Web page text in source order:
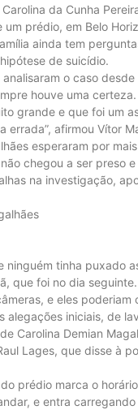
da Cunha
prédio, em Belo
ainda tem
de suicídio.
o caso
houve uma certeza.
grande e que foi um
errada”, afirmou Vítor
esperaram por
chegou a ser preso
na investigação,
ninguém tinha puxado
que foi no dia
e eles
alegações iniciais, de
Carolina Demian
Lages, que disse à
prédio marca o
e entra